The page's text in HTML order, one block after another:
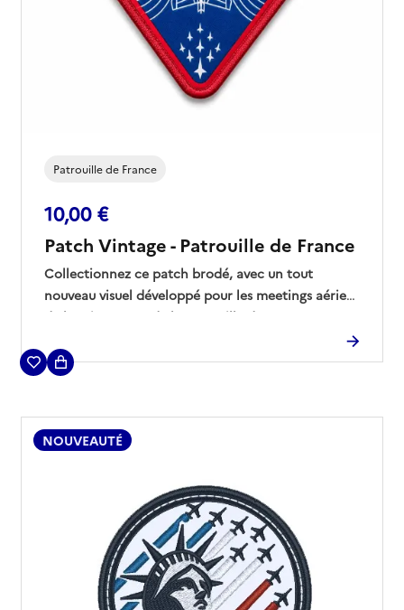
Patrouille de France
10,00 €
Patch Vintage - Patrouille de France
Collectionnez ce patch brodé, avec un tout
nouveau visuel développé pour les meetings aériens
de la saison 2026 de la Patrouille de France.
NOUVEAUTÉ